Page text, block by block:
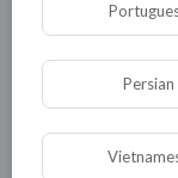
Общая
Общество
Persian